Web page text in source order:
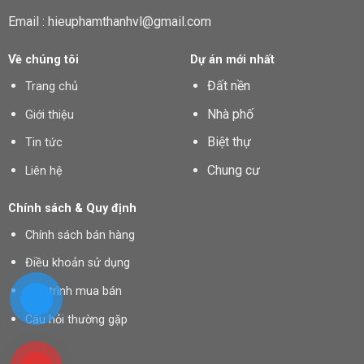
Email : hieuphamthanhvl@gmail.com
Về chúng tôi
Trang chủ
Giới thiệu
Tin tức
Liên hệ
Dự án mới nhất
Đất nền
Nhà phố
Biệt thự
Chung cư
Chính sách & Quy định
Chính sách bán hàng
Điều khoản sử dụng
Quy trình mua bán
Câu hỏi thường gặp